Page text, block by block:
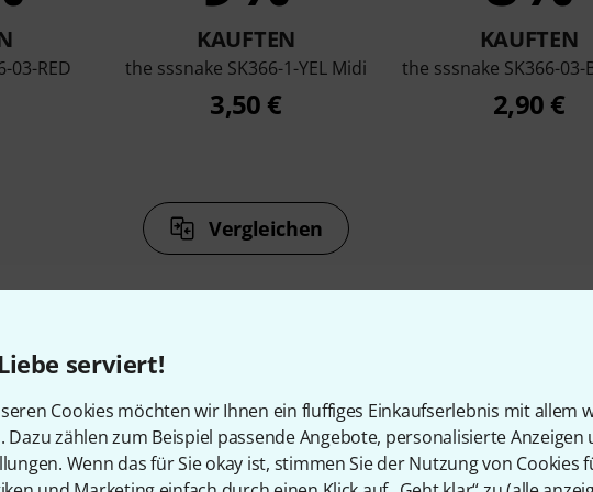
serviert!
Cookies möchten wir Ihnen ein fluffiges Einkaufserlebnis mit allem
Dazu zählen zum Beispiel passende Angebote, personalisierte Anzeigen
Wenn das für Sie okay ist, stimmen Sie der Nutzung von Cookies
03-RED
KAUFTEN
the sssnake SK366-1-YEL Midi
3,50 €
KAUFTEN
the sssnake SK366-03-
2,90 €
Vergleichen
& passende Artikel